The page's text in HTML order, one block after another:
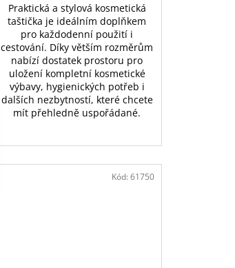
Praktická a stylová kosmetická
taštička je ideálním doplňkem
pro každodenní použití i
cestování. Díky větším rozměrům
nabízí dostatek prostoru pro
uložení kompletní kosmetické
výbavy, hygienických potřeb i
dalších nezbytností, které chcete
mít přehledně uspořádané.
Kód: 61750